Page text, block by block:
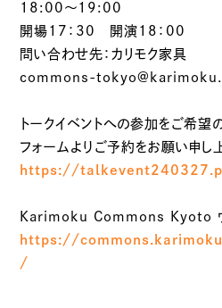
18:00～19:00
開場17：30 開演18：00
問い合わせ先：カリモク家具
commons-
トークイベントへの参加をご希望
フォームよりご予約をお願い申し
https://
Karimoku Commons Kyoto ウ
https://
/